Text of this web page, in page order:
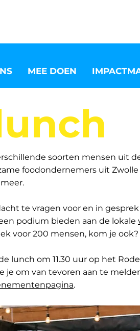
MEE DOEN
soorten mensen uit
foodondernemers uit
te vragen voor en in
podium bieden aan de lokale
voor 200 mensen, kom je ook?
lunch om 11.30 uur op het
je om van tevoren aan te
.